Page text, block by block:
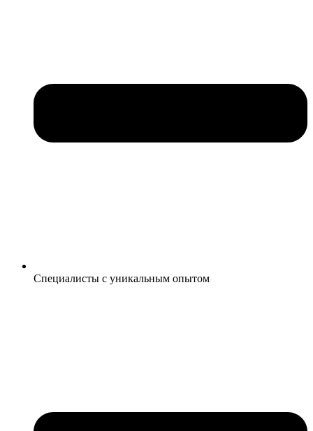
Специалисты с уникальным опытом